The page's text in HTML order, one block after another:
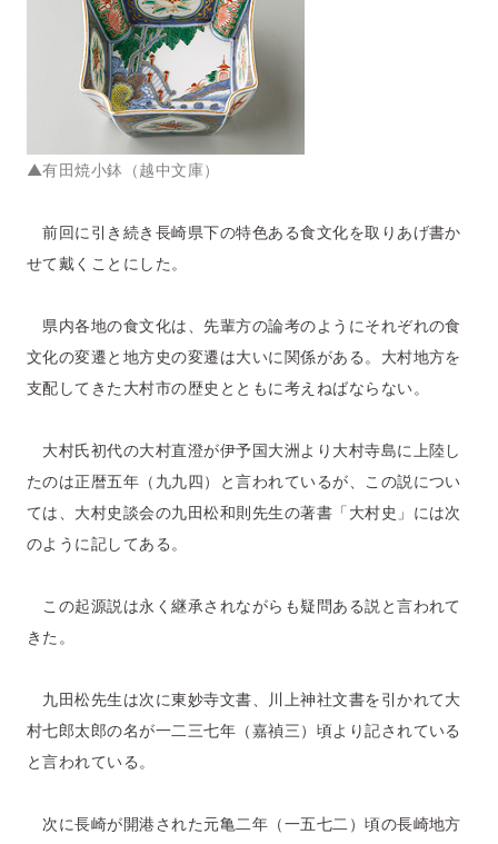
▲有田焼小鉢（越中文庫）
前回に引き続き長崎県下の特色ある食文化を取りあげ書か
せて戴くことにした。
県内各地の食文化は、先輩方の論考のようにそれぞれの食
文化の変遷と地方史の変遷は大いに関係がある。大村地方を
支配してきた大村市の歴史とともに考えねばならない。
大村氏初代の大村直澄が伊予国大洲より大村寺島に上陸し
たのは正暦五年（九九四）と言われているが、この説につい
ては、大村史談会の九田松和則先生の著書「大村史」には次
のように記してある。
この起源説は永く継承されながらも疑問ある説と言われて
きた。
九田松先生は次に東妙寺文書、川上神社文書を引かれて大
村七郎太郎の名が一二三七年（嘉禎三）頃より記されている
と言われている。
次に長崎が開港された元亀二年（一五七二）頃の長崎地方